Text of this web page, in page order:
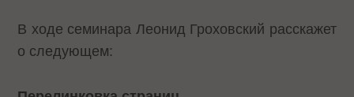
В ходе семинара Леонид Гроховский расскажет
о следующем: